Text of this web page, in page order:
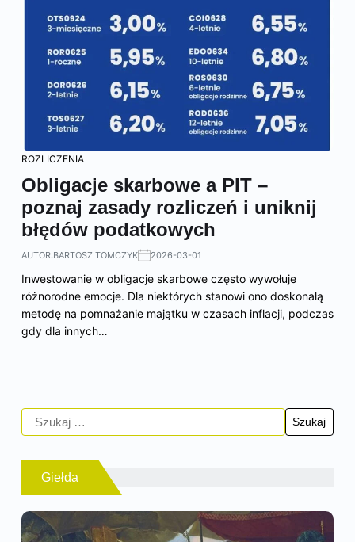
ROZLICZENIA
Obligacje skarbowe a PIT –
poznaj zasady rozliczeń i uniknij
błędów podatkowych
AUTOR:BARTOSZ TOMCZYK 2026-03-01
Inwestowanie w obligacje skarbowe często wywołuje
różnorodne emocje. Dla niektórych stanowi ono doskonałą
metodę na pomnażanie majątku w czasach inflacji, podczas
gdy dla innych…
Giełda